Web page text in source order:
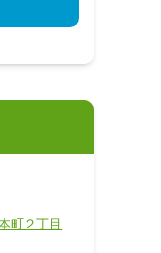
町２丁目